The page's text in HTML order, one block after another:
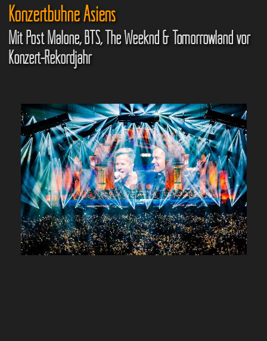
Konzertbühne Asiens
Mit Post Malone, BTS, The Weeknd & Tomorrowland vor
Konzert-Rekordjahr